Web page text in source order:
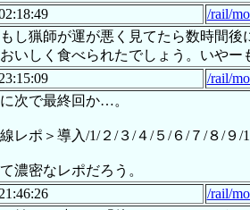
/rail/
し猟師が運が悪く見てたら数時間後
いしく食べられたでしょう。いやー
/rail/
次で最終回か…。
線レポ＞導入/1/２/３/４/５/６/７/８/
濃密なレポだろう。
/rail/